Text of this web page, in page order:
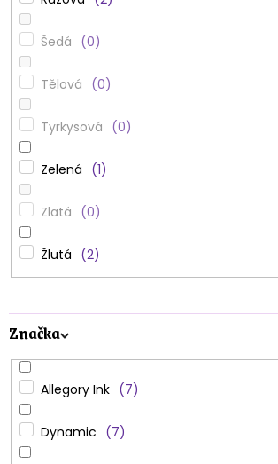
Šedá 0
Tělová 0
Tyrkysová 0
Zelená 1
Zlatá 0
Žlutá 2
Značka
Allegory Ink 7
Dynamic 7